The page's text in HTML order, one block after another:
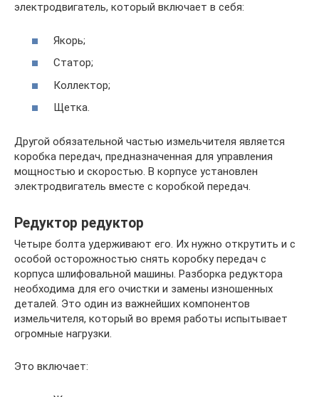
электродвигатель, который включает в себя:
Якорь;
Статор;
Коллектор;
Щетка.
Другой обязательной частью измельчителя является
коробка передач, предназначенная для управления
мощностью и скоростью. В корпусе установлен
электродвигатель вместе с коробкой передач.
Редуктор редуктор
Четыре болта удерживают его. Их нужно открутить и с
особой осторожностью снять коробку передач с
корпуса шлифовальной машины. Разборка редуктора
необходима для его очистки и замены изношенных
деталей. Это один из важнейших компонентов
измельчителя, который во время работы испытывает
огромные нагрузки.
Это включает: